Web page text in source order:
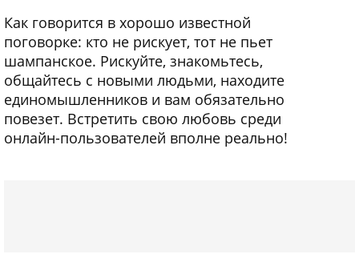
Как говорится в хорошо известной
поговорке: кто не рискует, тот не пьет
шампанское. Рискуйте, знакомьтесь,
общайтесь с новыми людьми, находите
единомышленников и вам обязательно
повезет. Встретить свою любовь среди
онлайн-пользователей вполне реально!